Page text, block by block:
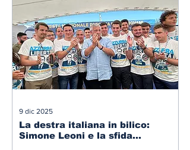
9 dic 2025
La destra italiana in bilico:
Simone Leoni e la sfida